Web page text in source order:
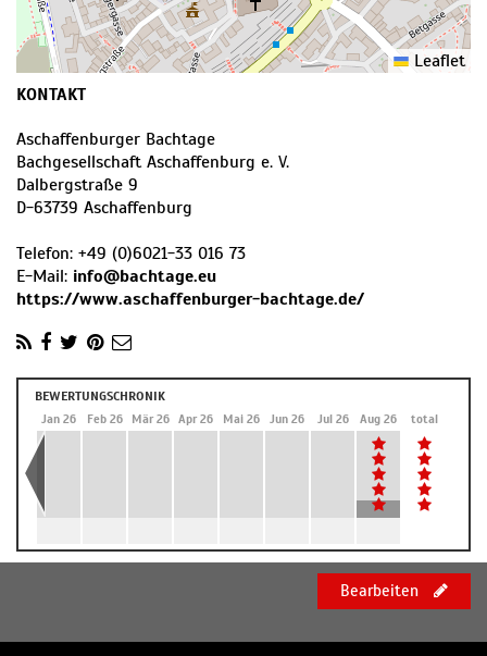
Leaflet
KONTAKT
Aschaffenburger Bachtage
Bachgesellschaft Aschaffenburg e. V.
Dalbergstraße 9
D-63739 Aschaffenburg
Telefon: +49 (0)6021-33 016 73
E-Mail: info@bachtage.eu
https://www.aschaffenburger-bachtage.de/
BEWERTUNGSCHRONIK
Jan 26 Feb 26 Mär 26 Apr 26 Mai 26 Jun 26 Jul 26 Aug 26 total
Bearbeiten